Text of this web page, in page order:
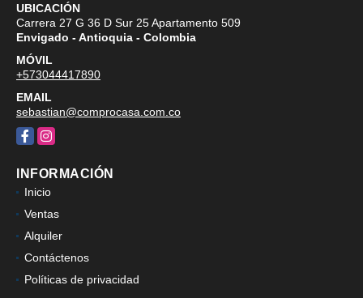
UBICACIÓN
Carrera 27 G 36 D Sur 25 Apartamento 509
Envigado - Antioquia - Colombia
MÓVIL
+573044417890
EMAIL
sebastian@comprocasa.com.co
FacebookInstagram
INFORMACIÓN
Inicio
Ventas
Alquiler
Contáctenos
Políticas de privacidad